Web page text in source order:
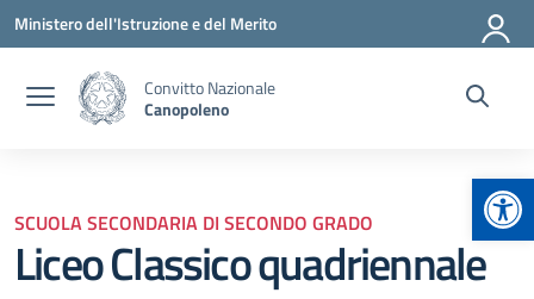
Vai ai contenuti
Vai al menu di navigazione
Vai al footer
Ministero dell'Istruzione e del Merito
Convitto Nazionale
Canopoleno
SCUOLA SECONDARIA DI SECONDO GRADO
Liceo Classico quadriennale